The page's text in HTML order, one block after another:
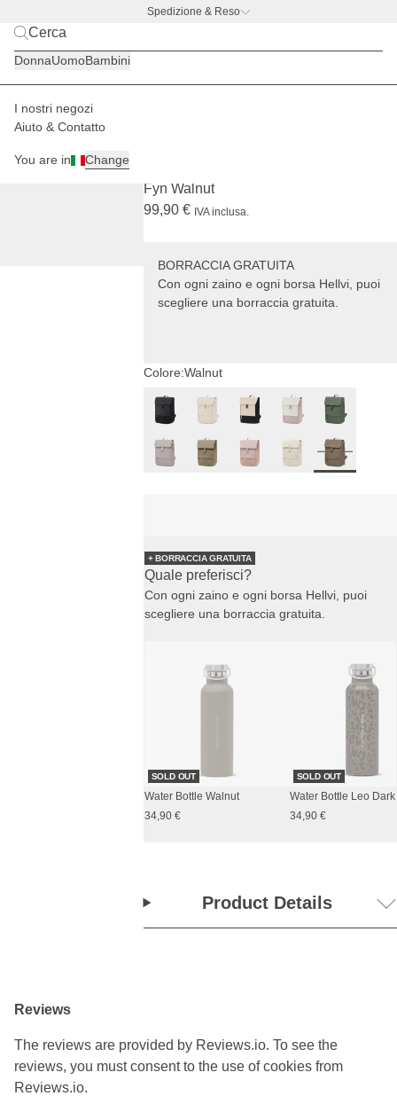
Spedizione & Reso
BACK TO BUSINESS –
DonnaUomoBambini
I nostri negozi
Aiuto & Contatto
You are in Change
Donna Zaini
Fyn Walnut
99,90 € IVA inclusa.
BORRACCIA GRATUITA
Con ogni zaino e ogni borsa Hellvi, puoi
scegliere una borraccia gratuita.
Colore:Walnut
+ BORRACCIA GRATUITA
Quale preferisci?
Con ogni zaino e ogni borsa Hellvi, puoi
scegliere una borraccia gratuita.
SOLD OUT
Water Bottle Walnut
34,90 €
SOLD OUT
Water Bottle Leo
34,90 €
Product Details
Reviews
The reviews are provided by Reviews.io. To see the
reviews, you must consent to the use of cookies from
Reviews.io.